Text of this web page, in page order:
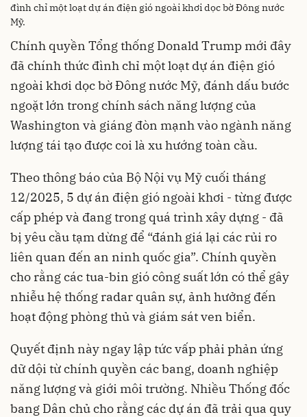
đình chỉ một loạt dự án điện gió ngoài khơi dọc bờ Đông nước
Mỹ.
Chính quyền Tổng thống Donald Trump mới đây
đã chính thức đình chỉ một loạt dự án điện gió
ngoài khơi dọc bờ Đông nước Mỹ, đánh dấu bước
ngoặt lớn trong chính sách năng lượng của
Washington và giáng đòn mạnh vào ngành năng
lượng tái tạo được coi là xu hướng toàn cầu.
Theo thông báo của Bộ Nội vụ Mỹ cuối tháng
12/2025, 5 dự án điện gió ngoài khơi - từng được
cấp phép và đang trong quá trình xây dựng - đã
bị yêu cầu tạm dừng để “đánh giá lại các rủi ro
liên quan đến an ninh quốc gia”. Chính quyền
cho rằng các tua-bin gió công suất lớn có thể gây
nhiễu hệ thống radar quân sự, ảnh hưởng đến
hoạt động phòng thủ và giám sát ven biển.
Quyết định này ngay lập tức vấp phải phản ứng
dữ dội từ chính quyền các bang, doanh nghiệp
năng lượng và giới môi trường. Nhiều Thống đốc
bang Dân chủ cho rằng các dự án đã trải qua quy